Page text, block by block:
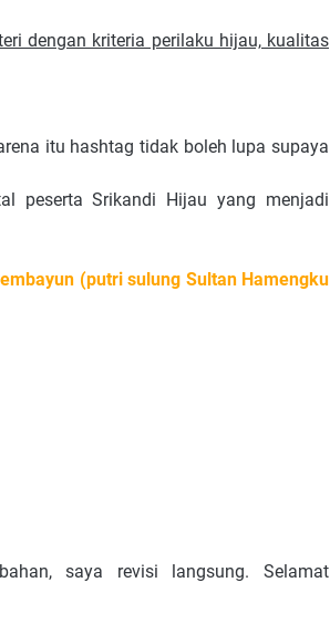
dengan kriteria perilaku hijau, kualitas
itu hashtag tidak boleh lupa supaya
peserta Srikandi Hijau yang menjadi
(putri sulung Sultan Hamengku
saya revisi langsung. Selamat